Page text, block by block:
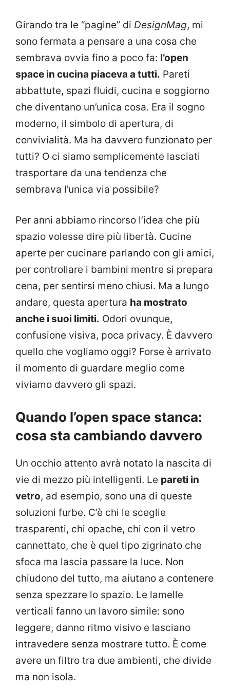
Girando tra le “pagine” di DesignMag, mi
sono fermata a pensare a una cosa che
sembrava ovvia fino a poco fa: l’open
space in cucina piaceva a tutti. Pareti
abbattute, spazi fluidi, cucina e soggiorno
che diventano un’unica cosa. Era il sogno
moderno, il simbolo di apertura, di
convivialità. Ma ha davvero funzionato per
tutti? O ci siamo semplicemente lasciati
trasportare da una tendenza che
sembrava l’unica via possibile?
Per anni abbiamo rincorso l’idea che più
spazio volesse dire più libertà. Cucine
aperte per cucinare parlando con gli amici,
per controllare i bambini mentre si prepara
cena, per sentirsi meno chiusi. Ma a lungo
andare, questa apertura ha mostrato
anche i suoi limiti. Odori ovunque,
confusione visiva, poca privacy. È davvero
quello che vogliamo oggi? Forse è arrivato
il momento di guardare meglio come
viviamo davvero gli spazi.
Quando l’open space stanca:
cosa sta cambiando davvero
Un occhio attento avrà notato la nascita di
vie di mezzo più intelligenti. Le pareti in
vetro, ad esempio, sono una di queste
soluzioni furbe. C’è chi le sceglie
trasparenti, chi opache, chi con il vetro
cannettato, che è quel tipo zigrinato che
sfoca ma lascia passare la luce. Non
chiudono del tutto, ma aiutano a contenere
senza spezzare lo spazio. Le lamelle
verticali fanno un lavoro simile: sono
leggere, danno ritmo visivo e lasciano
intravedere senza mostrare tutto. È come
avere un filtro tra due ambienti, che divide
ma non isola.